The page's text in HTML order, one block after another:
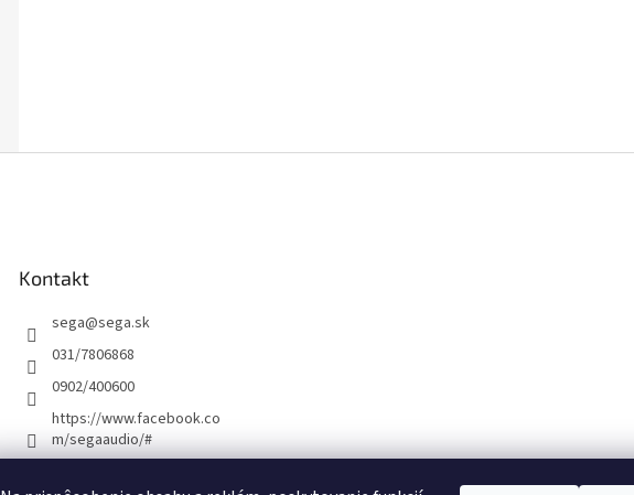
Kontakt
sega@sega.sk
031/7806868
0902/400600
https://www.facebook.co
m/segaaudio/#